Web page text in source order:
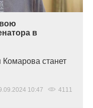
в
станет
10:47 4111